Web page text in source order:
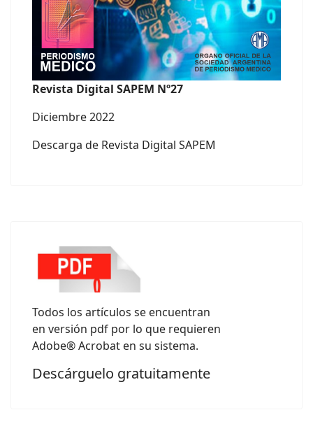
Revista Digital SAPEM Nº27
Diciembre 2022
Descarga de Revista Digital SAPEM
Todos los artículos se encuentran
en versión pdf por lo que requieren
Adobe® Acrobat en su sistema.
Descárguelo gratuitamente